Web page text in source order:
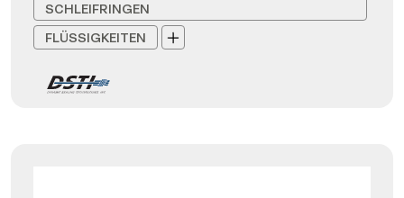
SCHLEIFRINGEN
FLÜSSIGKEITEN